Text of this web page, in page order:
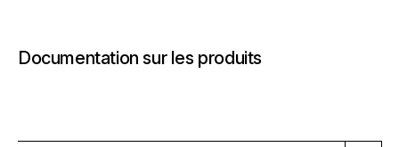
Documentation sur les produits